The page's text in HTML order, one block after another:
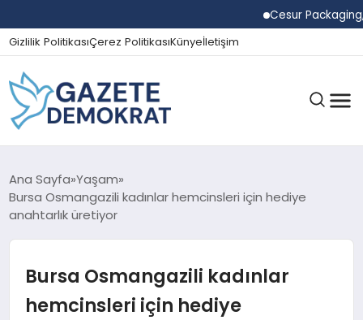
Cesur Packaging,
Gizlilik PolitikasıÇerez PolitikasıKünyeİletişim
GÜNDEM
EKONOMI
SPOR
Ana Sayfa Yaşam
Bursa Osmangazili kadınlar hemcinsleri için hediye
anahtarlık üretiyor
Bursa Osmangazili kadınlar
hemcinsleri için hediye